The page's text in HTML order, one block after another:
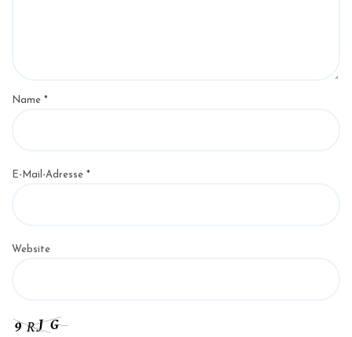
Name *
E-Mail-Adresse *
Website